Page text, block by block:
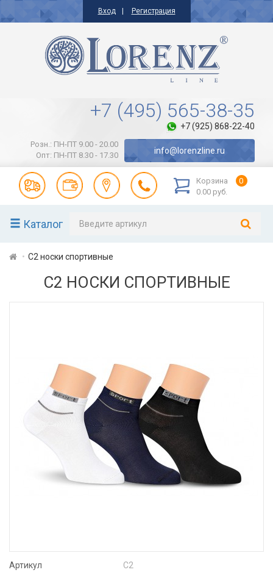
Вход Регистрация
+7 (495) 565-38-35
+7 (925) 868-22-40
Розн.: ПН-ПТ 9.00 - 20.00
Опт: ПН-ПТ 8.30 - 17.30
info@lorenzline.ru
Корзина
0
0.00 руб.
Каталог
С2 носки спортивные
С2 НОСКИ СПОРТИВНЫЕ
Артикул
С2